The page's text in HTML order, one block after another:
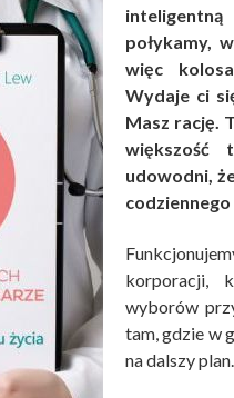
połykamy,
więc
Wydaje ci
Masz rację.
większość
udowodni,
korporacji,
wyborów
tam, gdzie w
na dalszy plan.